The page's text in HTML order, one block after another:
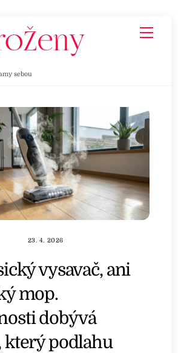
sebou
23. 4. 2026
vysavač, ani
mop.
dobývá
který podlahu